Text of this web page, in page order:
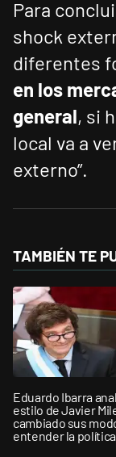
Para
shock
diferentes
en los
general, si
local va a
externo”.
TAMBIÉN TE
Eduardo Ibarra
estilo de Javier
cambiado sus
entender la